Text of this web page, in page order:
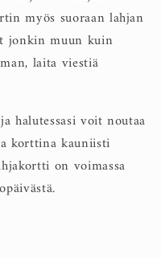
myös suoraan lahjan
jonkin muun kuin
laita viestiä
halutessasi voit noutaa
korttina kauniisti
on voimassa